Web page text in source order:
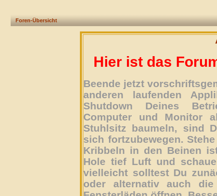
Foren-Übersicht
Hier ist das
Beende jetzt
anderen laufenden
Shutdown Deines
Computer und Monitor
Stuhlsitz baumeln, sind
sich fortzubewegen.
Kribbeln in den Beinen
Hole tief Luft und
vielleicht solltest Du
oder alternativ auch